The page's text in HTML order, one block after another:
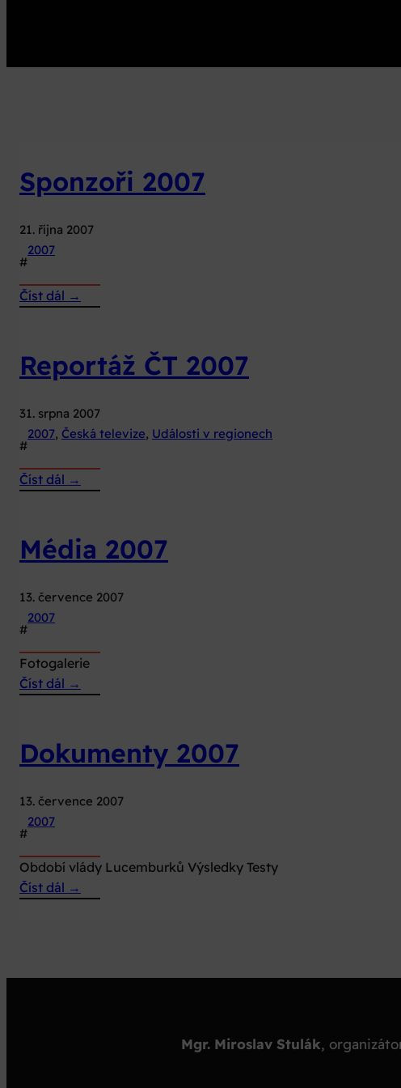
Sponzoři 2007
21. října 2007
#
2007
Číst dál →
Reportáž ČT 2007
31. srpna 2007
#
2007, Česká televize, Události v regionech
Číst dál →
2007
Média 2007
13. července 2007
#
2007
Fotogalerie
Číst dál →
Dokumenty 2007
13. července 2007
#
2007
Období vlády Lucemburků Výsledky Testy
Číst dál →
Mgr. Miroslav Stulák,